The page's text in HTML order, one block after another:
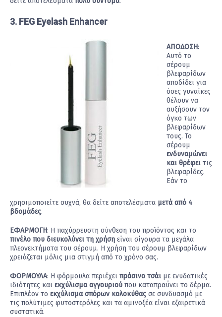
3. FEG Eyelash Enhancer
ΑΠΟΔΟΣΗ:
Αυτό το
σέρουμ
βλεφαρίδων
αποδίδει για
όσες γυναίκες
θέλουν να
αυξήσουν τον
όγκο των
βλεφαρίδων
τους. Το
σέρουμ
ενδυναμώνει
και θρέφει τις
βλεφαρίδες.
Εάν το
χρησιμοποιείτε συχνά, θα δείτε αποτελέσματα μετά από 4
βδομάδες.
ΕΦΑΡΜΟΓΗ: Η παχύρρευστη σύνθεση του προϊόντος και το
πινέλο που διευκολύνει τη χρήση είναι σίγουρα τα μεγάλα
πλεονεκτήματα του σέρουμ. Η χρήση του σέρουμ βλεφαρίδων
χρειάζεται μόλις μια στιγμή από το χρόνο σας.
ΦΟΡΜΟΥΛΑ: Η φόρμουλα περιέχει πράσινο τσάι με ενυδατικές
ιδιότητες και εκχύλισμα αγγουριού που καταπραΰνει το δέρμα.
Επιπλέον το εκχύλισμα σπόρων κολοκύθας σε συνδυασμό με
τις πολύτιμες φυτοστερόλες και τα αμινοξέα είναι εξαιρετικά
συστατικά.